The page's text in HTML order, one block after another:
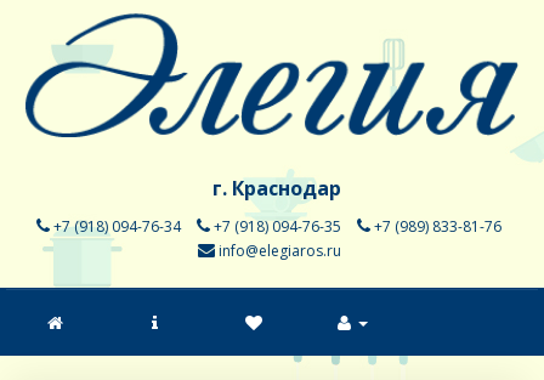
г. Краснодар
+7 (918) 094-76-34 +7 (918) 094-76-35
+7 (989) 833-81-76
info@elegiaros.ru